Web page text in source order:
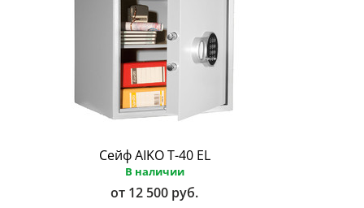
Сейф AIKO Т-40 EL
В наличии
от 12 500 руб.